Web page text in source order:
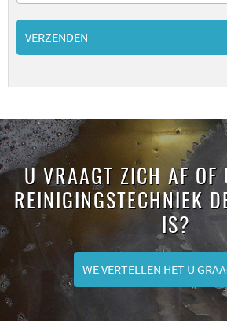
VERZENDEN
U VRAAGT ZICH AF OF
REINIGINGSTECHNIEK
IS?
WE VERTELLEN HET U